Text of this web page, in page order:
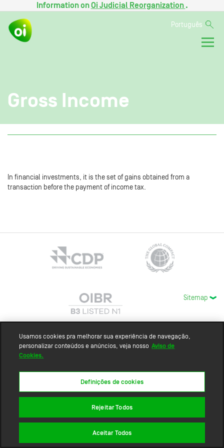
Information onOi Judicial Reorganization .
Português
Gross Income
In financial investments, it is the set of gains obtained from a
transaction before the payment of income tax.
Sitemap
Usamos cookies pra melhorar sua experiência de navegação,
personalizar conteúdos e anúncios, veja nosso Aviso de
Cookies.
Definições de cookies
Rejeitar Todos
Aceitar Todos